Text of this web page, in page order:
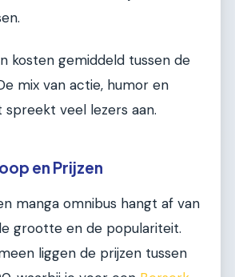
kosten gemiddeld tussen de
mix van actie, humor en
veel lezers aan.
en Prijzen
manga omnibus hangt af van
grootte en de populariteit.
liggen de prijzen tussen